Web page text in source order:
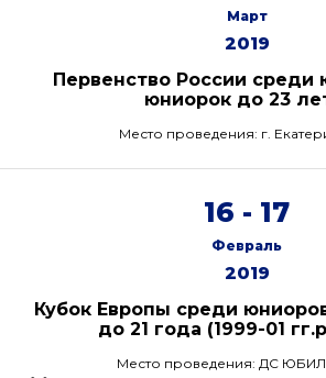
Март
2019
Первенство России среди
юниорок до 23
Место проведения: г.
16 - 17
Февраль
2019
Кубок Европы среди
до 21 года (1999-01
Место проведения: ДС